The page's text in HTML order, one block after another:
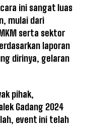
ini sangat luas
mulai dari
serta sektor
laporan
dirinya, gelaran
pihak,
Gadang 2024
event ini telah